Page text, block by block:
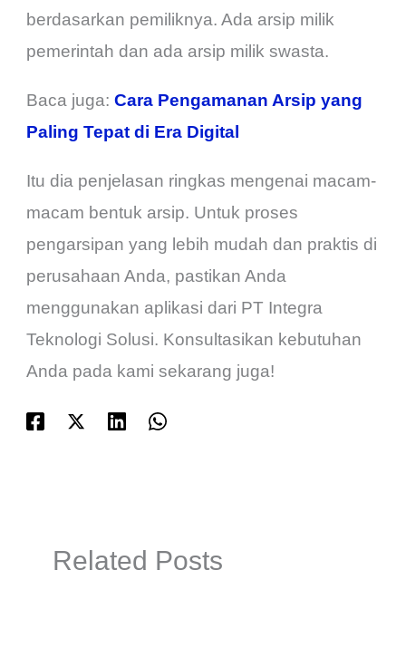
berdasarkan pemiliknya. Ada arsip milik
pemerintah dan ada arsip milik swasta.
Baca juga:Cara Pengamanan Arsip yang
Paling Tepat di Era Digital
Itu dia penjelasan ringkas mengenai macam-
macam bentuk arsip. Untuk proses
pengarsipan yang lebih mudah dan praktis di
perusahaan Anda, pastikan Anda
menggunakan aplikasi dari PT Integra
Teknologi Solusi. Konsultasikan kebutuhan
Anda pada kami sekarang juga!
Related Posts